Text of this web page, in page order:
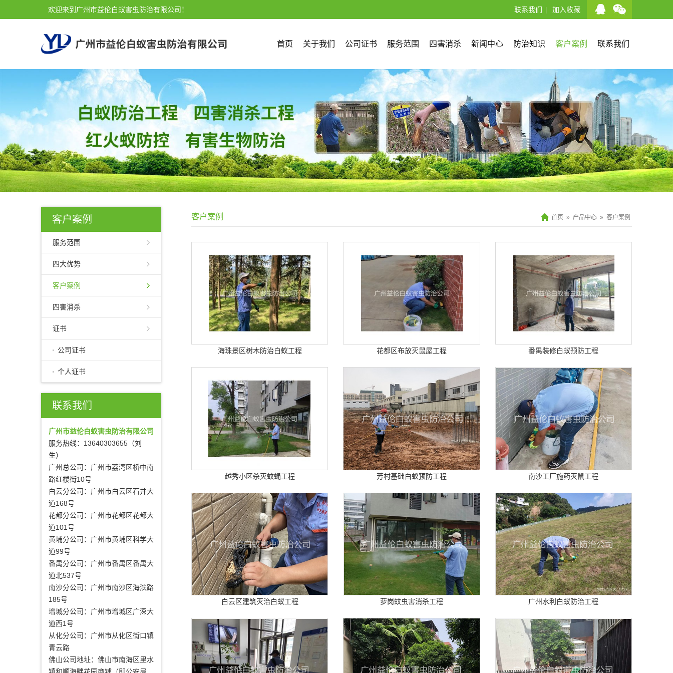
欢迎来到广州市益伦白蚁害虫防治有限公司！ 联系我们 | 加入收藏
首页 关于我们 公司证书 服务范围 四害消杀 新闻中心 防治知识 客户案例 联系我们
客户案例
服务范围
四大优势
客户案例
四害消杀
证书
公司证书
个人证书
联系我们
广州市益伦白蚁害虫防治有限公司
服务热线：13640303655（刘
生）
广州总公司：广州市荔湾区桥中南
路红楼街10号
白云分公司：广州市白云区石井大
道168号
花都分公司：广州市花都区花都大
道101号
黄埔分公司：广州市黄埔区科学大
道99号
番禺分公司：广州市番禺区番禺大
道北537号
南沙分公司：广州市南沙区海滨路
185号
增城分公司：广州市增城区广深大
道西1号
从化分公司：广州市从化区街口镇
青云路
佛山公司地址：佛山市南海区里水
客户案例 首页 » 产品中心 » 客户案例
海珠景区树木防治白蚁工程 花都区布放灭鼠屋工程 番禺装修白蚁预防工程
越秀小区杀灭蚊蝇工程 芳村基础白蚁预防工程 南沙工厂施药灭鼠工程
白云区建筑灭治白蚁工程 萝岗蚊虫害消杀工程 广州水利白蚁防治工程